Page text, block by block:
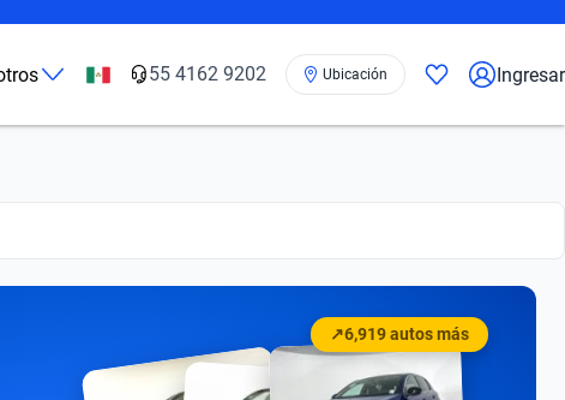
55 4162 9202 Ubicación Ingresar
↗6,919 autos más